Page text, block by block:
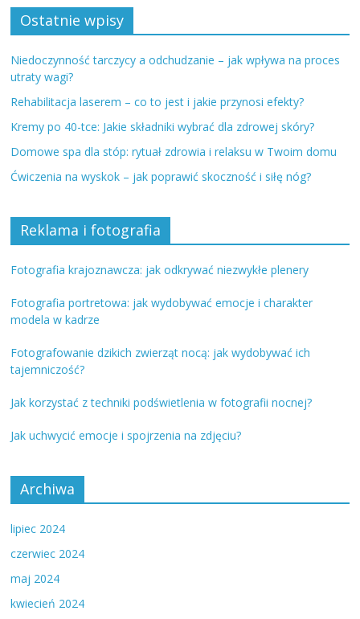
Ostatnie wpisy
Niedoczynność tarczycy a odchudzanie – jak wpływa na proces
utraty wagi?
Rehabilitacja laserem – co to jest i jakie przynosi efekty?
Kremy po 40-tce: Jakie składniki wybrać dla zdrowej skóry?
Domowe spa dla stóp: rytuał zdrowia i relaksu w Twoim domu
Ćwiczenia na wyskok – jak poprawić skoczność i siłę nóg?
Reklama i fotografia
Fotografia krajoznawcza: jak odkrywać niezwykłe plenery
Fotografia portretowa: jak wydobywać emocje i charakter
modela w kadrze
Fotografowanie dzikich zwierząt nocą: jak wydobywać ich
tajemniczość?
Jak korzystać z techniki podświetlenia w fotografii nocnej?
Jak uchwycić emocje i spojrzenia na zdjęciu?
Archiwa
lipiec 2024
czerwiec 2024
maj 2024
kwiecień 2024